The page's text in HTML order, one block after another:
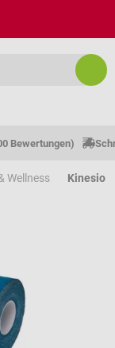
Bewertungen)
Wellness Kinesio